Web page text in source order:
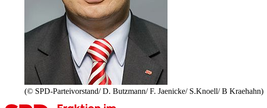
(© SPD-Parteivorstand/ D. Butzmann/ F. Jaenicke/ S.Knoell/ B Kraehahn)